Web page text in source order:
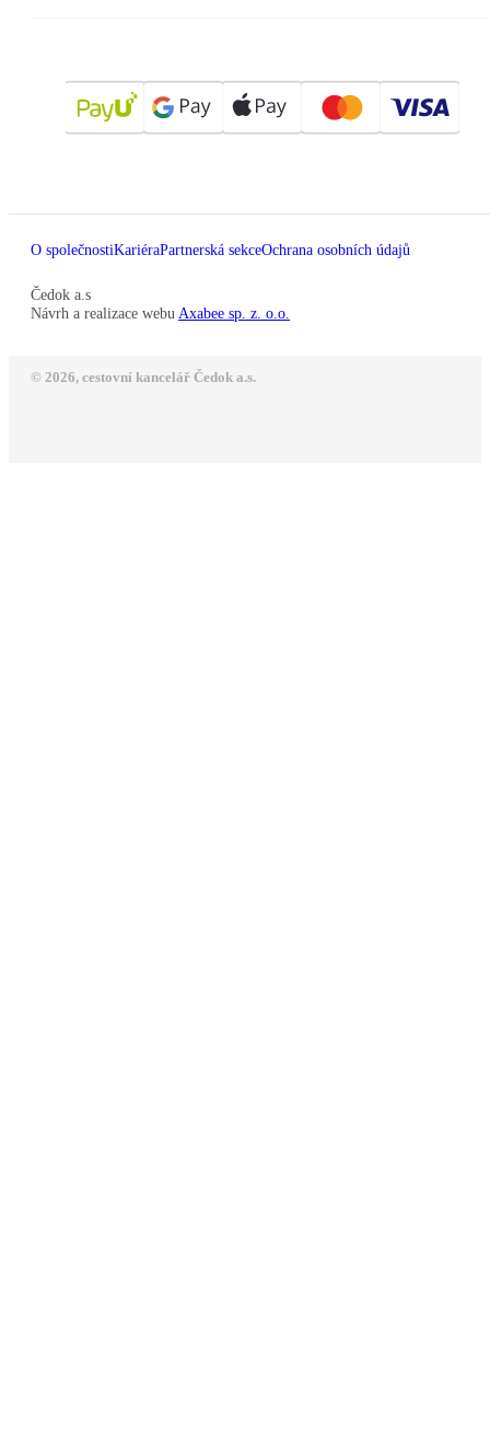
O společnostiKariéraPartnerská sekceOchrana osobních údajů
Čedok a.s
Návrh a realizace webu Axabee sp. z. o.o.
© 2026, cestovní kancelář Čedok a.s.